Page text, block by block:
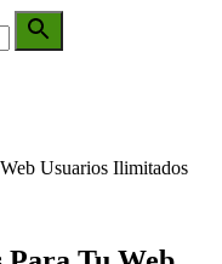
Usuarios Ilimitados